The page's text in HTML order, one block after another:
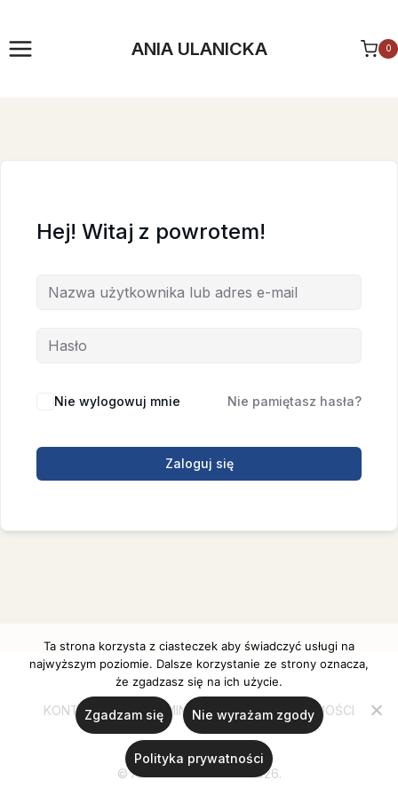
treści
ANIA ULANICKA 0
Hej! Witaj z powrotem!
Nie wylogowuj mnie Nie pamiętasz hasła?
Zaloguj się
KONTAKT REGULAMIN POLITYKA PRYWATNOŚCI
© Ania Ulanicka 2020-2026.
Ta strona korzysta z ciasteczek aby świadczyć usługi na
najwyższym poziomie. Dalsze korzystanie ze strony oznacza,
że zgadzasz się na ich użycie.
Zgadzam się Nie wyrażam zgody
Polityka prywatności